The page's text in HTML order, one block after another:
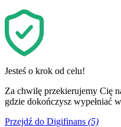
Jesteś o krok od celu!
Za chwilę przekierujemy Cię
gdzie dokończysz wypełniać
Przejdź do Digifinans (5)